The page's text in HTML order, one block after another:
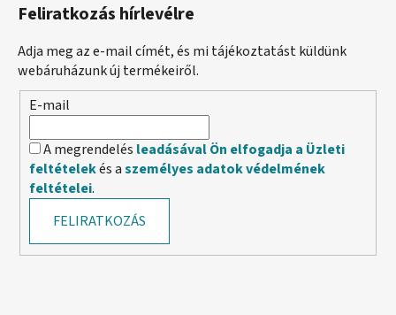
Feliratkozás hírlevélre
Adja meg az e-mail címét, és mi tájékoztatást küldünk
webáruházunk új termékeiről.
E-mail
A megrendelés leadásával Ön elfogadja a Üzleti
feltételekés aszemélyes adatok védelmének
feltételei.
FELIRATKOZÁS